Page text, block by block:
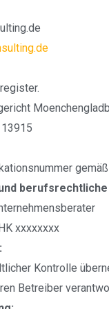
berufsrechtliche
xxxxxxxx
Kontrolle
Betreiber